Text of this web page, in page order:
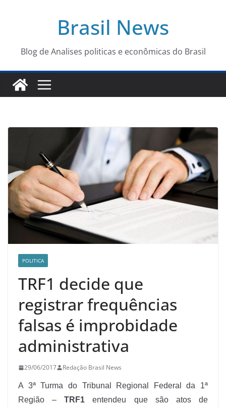
conteúdo
Brasil News
Blog de Analises politicas e econômicas do Brasil
POLITICA
TRF1 decide que
registrar frequências
falsas é improbidade
administrativa
29/06/2017 Redação Brasil News
A 3ª Turma do Tribunal Regional Federal da 1ª
Região –TRF1 entendeu que são atos de